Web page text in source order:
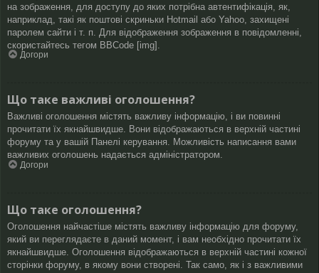
на зображення, для доступу до яких потрібна автентифікація, як,
наприклад, такі як поштові скриньки Hotmail або Yahoo, захищені
паролем сайти і т. п. Для відображення зображення в повідомленні,
скористайтесь тегом BBCode [img].
Догори
Що таке важливі оголошення?
Важливі оголошення містять важливу інформацію, і ви повинні
прочитати їх якнайшвидше. Вони відображаються в верхній частині
форуму та у вашій Панелі керування. Можливість написання вами
важливих оголошень надається адміністратором.
Догори
Що таке оголошення?
Оголошення найчастіше містять важливу інформацію для форуму,
який ви переглядаєте в даний момент, і вам необхідно прочитати їх
якнайшвидше. Оголошення відображаються в верхній частині кожної
сторінки форуму, в якому вони створені. Так само, як і з важливими